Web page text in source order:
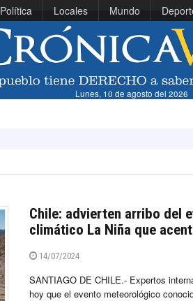
Política Locales Mundo
Lunes, 10 de agosto del 2026
Chile: advierten arribo del
climático La Niña que
14/07/2024
SANTIAGO DE CHILE.- Expertos
hoy que el evento meteorológico